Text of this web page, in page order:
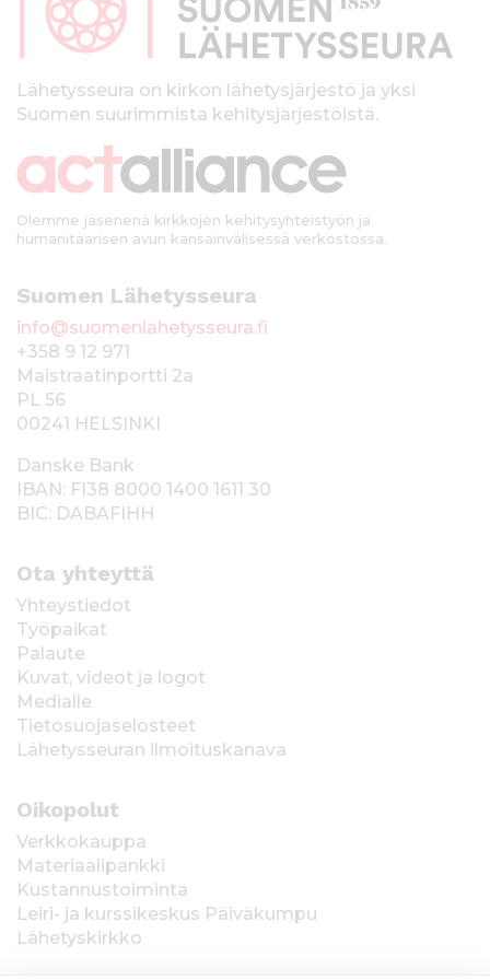
kLähetysseura on kirkon lähetysjärjestö ja yksi
Suomen suurimmista kehitysjärjestöistä.
Olemme jäsenenä kirkkojen kehitysyhteistyön ja
humanitaarisen avun kansainvälisessä verkostossa.
Suomen Lähetysseura
info@suomenlahetysseura.fi
+358 9 12 971
Maistraatinportti 2a
PL 56
00241 HELSINKI
Danske Bank
IBAN: FI38 8000 1400 1611 30
BIC: DABAFIHH
Ota yhteyttä
Yhteystiedot
Työpaikat
Palaute
Kuvat, videot ja logot
Medialle
Tietosuojaselosteet
Lähetysseuran ilmoituskanava
Oikopolut
Verkkokauppa
Materiaalipankki
Kustannustoiminta
Leiri- ja kurssikeskus Päiväkumpu
Lähetyskirkko